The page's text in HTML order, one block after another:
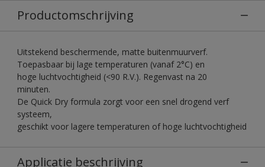
Productomschrijving
Uitstekend beschermende, matte buitenmuurverf.
Toepasbaar bij lage temperaturen (vanaf 2°C) en
hoge luchtvochtigheid (<90 R.V.). Regenvast na 20
minuten.
De Quick Dry formula zorgt voor een snel drogend verf
systeem,
geschikt voor lagere temperaturen of hoge luchtvochtigheid
Applicatie beschrijving